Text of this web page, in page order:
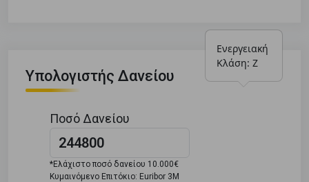
Ενεργειακή
Κλάση: Ζ
Υπολογιστής Δανείου
Ποσό Δανείου
*Ελάχιστο ποσό δανείου 10.000€
Κυμαινόμενο Επιτόκιο: Euribor 3M